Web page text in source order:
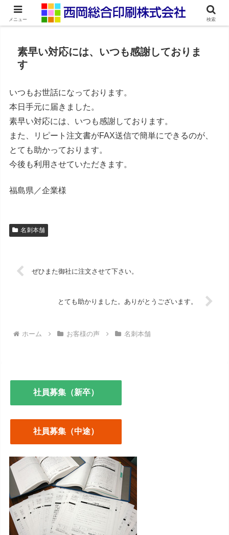
ネット印刷通販・オンデマンド印刷
素早い対応には、いつも感謝しておりま
す
いつもお世話になっております。
本日手元に届きました。
素早い対応には、いつも感謝しております。
また、リピート注文書がFAX送信で簡単にできるのが、
とても助かっております。
今後も利用させていただきます。
福島県／企業様
名刺本舗
ぜひまた御社に注文させて下さい。
とても助かりました。ありがとうございます。
ホーム お客様の声 名刺本舗
社員募集（新卒）
社員募集（中途）
メニュー 検索